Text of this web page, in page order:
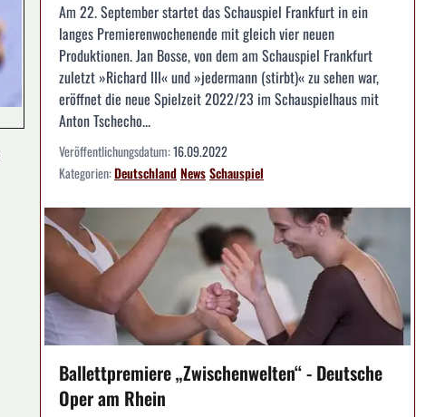
Am 22. September startet das Schauspiel Frankfurt in ein
langes Premierenwochenende mit gleich vier neuen
Produktionen. Jan Bosse, von dem am Schauspiel Frankfurt
zuletzt »Richard III« und »jedermann (stirbt)« zu sehen war,
eröffnet die neue Spielzeit 2022/23 im Schauspielhaus mit
Anton Tschecho...
Veröffentlichungsdatum:16.09.2022
Kategorien:DeutschlandNewsSchauspiel
Ballettpremiere „Zwischenwelten“ - Deutsche
Oper am Rhein